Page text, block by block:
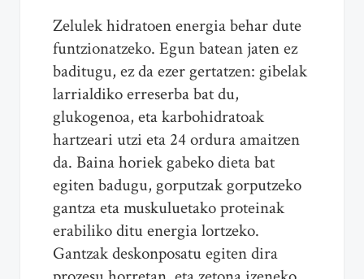
Zelulek hidratoen energia behar dute
funtzionatzeko. Egun batean jaten ez
baditugu, ez da ezer gertatzen: gibelak
larrialdiko erreserba bat du,
glukogenoa, eta karbohidratoak
hartzeari utzi eta 24 ordura amaitzen
da. Baina horiek gabeko dieta bat
egiten badugu, gorputzak gorputzeko
gantza eta muskuluetako proteinak
erabiliko ditu energia lortzeko.
Gantzak deskonposatu egiten dira